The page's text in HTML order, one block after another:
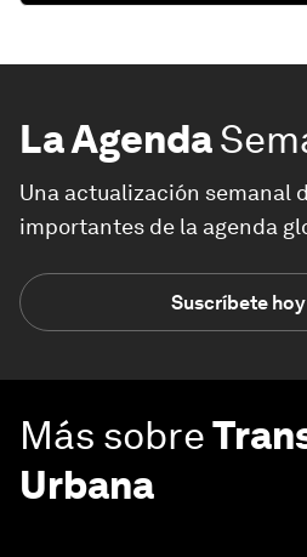
La Agenda
Una actualización semanal
importantes de la agenda
Suscríbete hoy
Más sobre
Urbana